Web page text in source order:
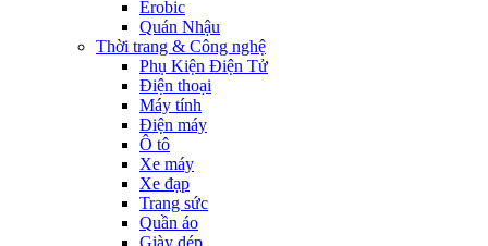
Erobic
Quán Nhậu
Thời trang & Công nghệ
Phụ Kiện Điện Tử
Điện thoại
Máy tính
Điện máy
Ô tô
Xe máy
Xe đạp
Trang sức
Quần áo
Giày dép